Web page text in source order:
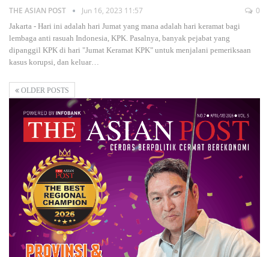
THE ASIAN POST Jun 16, 2023 11:57 0
Jakarta - Hari ini adalah hari Jumat yang mana adalah hari keramat bagi
lembaga anti rasuah Indonesia, KPK. Pasalnya, banyak pejabat yang
dipanggil KPK di hari "Jumat Keramat KPK" untuk menjalani pemeriksaan
kasus korupsi, dan keluar…
OLDER POSTS